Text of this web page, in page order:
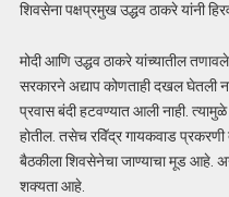
शिवसेना पक्षप्रमुख उद्धव ठाकरे यांनी
मोदी आणि उद्धव ठाकरे यांच्यातील
सरकारने अद्याप कोणताही दखल घेतली
प्रवास बंदी हटवण्यात आली नाही.
होतील. तसेच रविॅद्र गायकवाड
बैठकीला शिवसेनेचा जाण्याचा मूड आहे.
शक्यता आहे.